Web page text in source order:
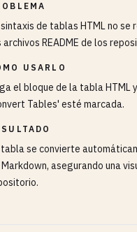
de tablas HTML no se
archivos README de los
USARLO
el bloque de la tabla HTML
Tables' esté marcada.
se convierte
asegurando una